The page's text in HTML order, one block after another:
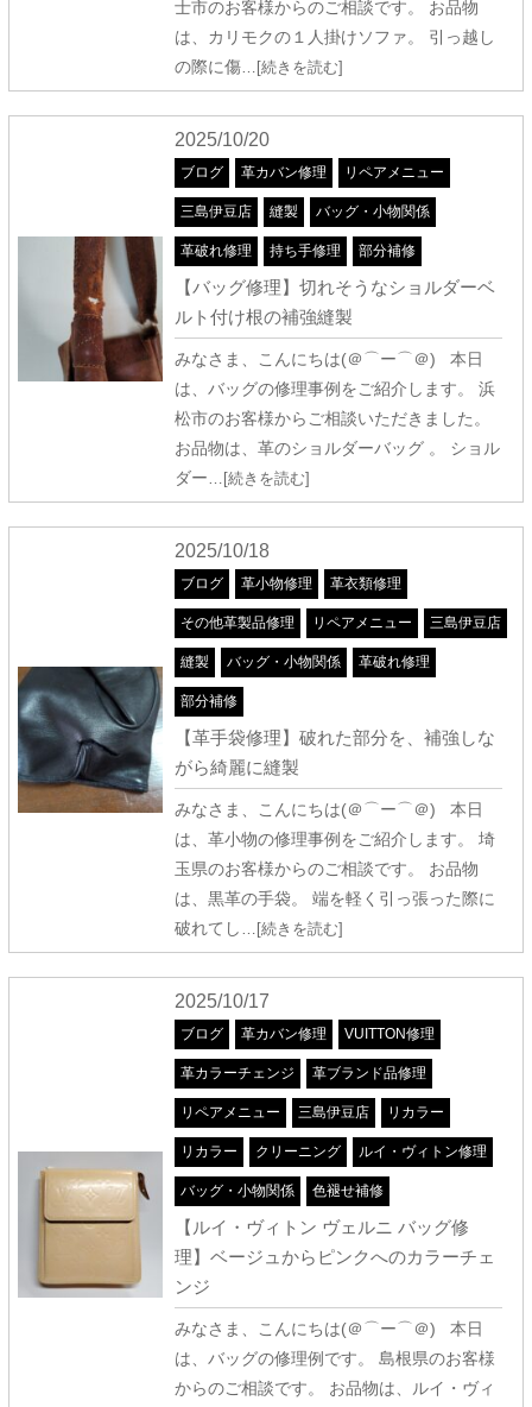
士市のお客様からのご相談です。 お品物
は、カリモクの１人掛けソファ。 引っ越し
の際に傷…[続きを読む]
2025/10/20
ブログ 革カバン修理 リペアメニュー
三島伊豆店 縫製 バッグ・小物関係
革破れ修理 持ち手修理 部分補修
【バッグ修理】切れそうなショルダーベ
ルト付け根の補強縫製
みなさま、こんにちは(＠⌒ー⌒＠) 本日
は、バッグの修理事例をご紹介します。 浜
松市のお客様からご相談いただきました。
お品物は、革のショルダーバッグ 。 ショル
ダー…[続きを読む]
2025/10/18
ブログ 革小物修理 革衣類修理
その他革製品修理 リペアメニュー 三島伊豆店
縫製 バッグ・小物関係 革破れ修理
部分補修
【革手袋修理】破れた部分を、補強しな
がら綺麗に縫製
みなさま、こんにちは(＠⌒ー⌒＠) 本日
は、革小物の修理事例をご紹介します。 埼
玉県のお客様からのご相談です。 お品物
は、黒革の手袋。 端を軽く引っ張った際に
破れてし …[続きを読む]
2025/10/17
ブログ 革カバン修理 VUITTON修理
革カラーチェンジ 革ブランド品修理
リペアメニュー 三島伊豆店 リカラー
リカラー クリーニング ルイ・ヴィトン修理
バッグ・小物関係 色褪せ補修
【ルイ・ヴィトン ヴェルニ バッグ修
理】ベージュからピンクへのカラーチェ
ンジ
みなさま、こんにちは(＠⌒ー⌒＠) 本日
は、バッグの修理例です。 島根県のお客様
からのご相談です。 お品物は、ルイ・ヴィ